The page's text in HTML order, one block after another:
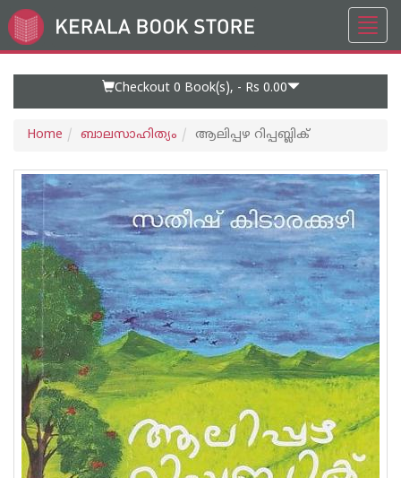
Go
to
Checkout 0 Book(s), - Rs 0.00
Home ബാലസാഹിത്യം ആലിപ്പഴ റിപ്പബ്ലിക്